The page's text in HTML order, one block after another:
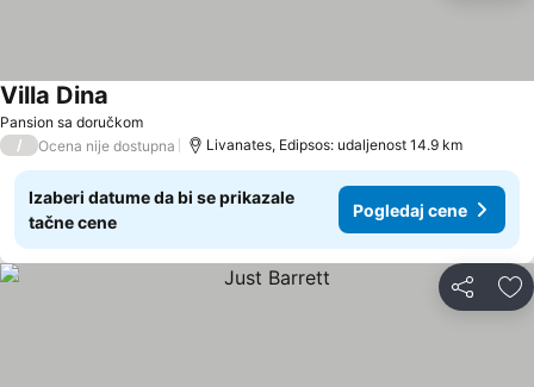
Pansion sa doručkom
Villa Dina
/ Ocena nije dostupna Livanates, Edipsos: udaljenost 14.9 km
Izaberi datume da bi se prikazale
tačne cene
Pogledaj cene
Deli